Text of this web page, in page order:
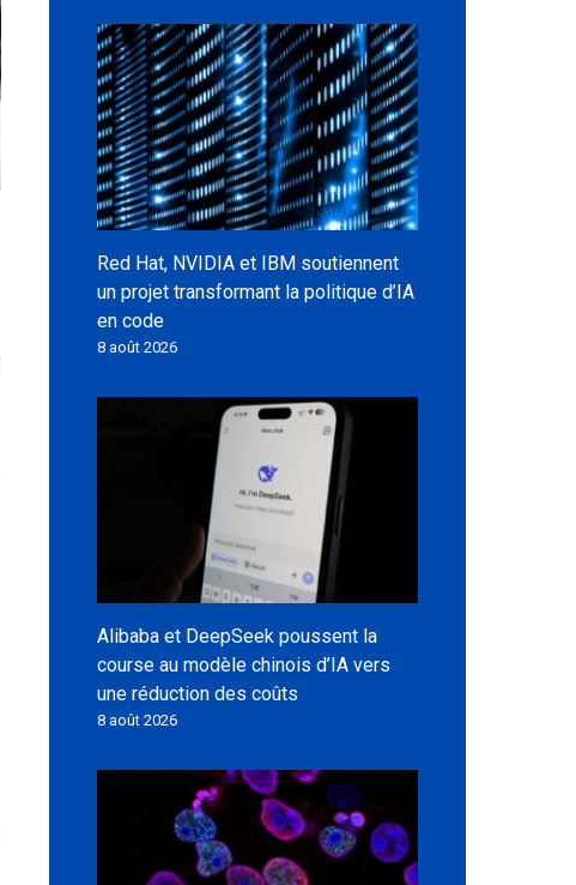
Red Hat, NVIDIA et IBM soutiennent
un projet transformant la politique d’IA
en code
8 août 2026
Alibaba et DeepSeek poussent la
course au modèle chinois d’IA vers
une réduction des coûts
8 août 2026